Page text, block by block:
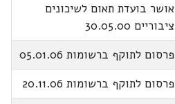
אושר בועדת תאום לשיכונים
ציבוריים 30.05.00
פרסום לתוקף ברשומות 05.01.06
פרסום לתוקף ברשומות 20.11.06